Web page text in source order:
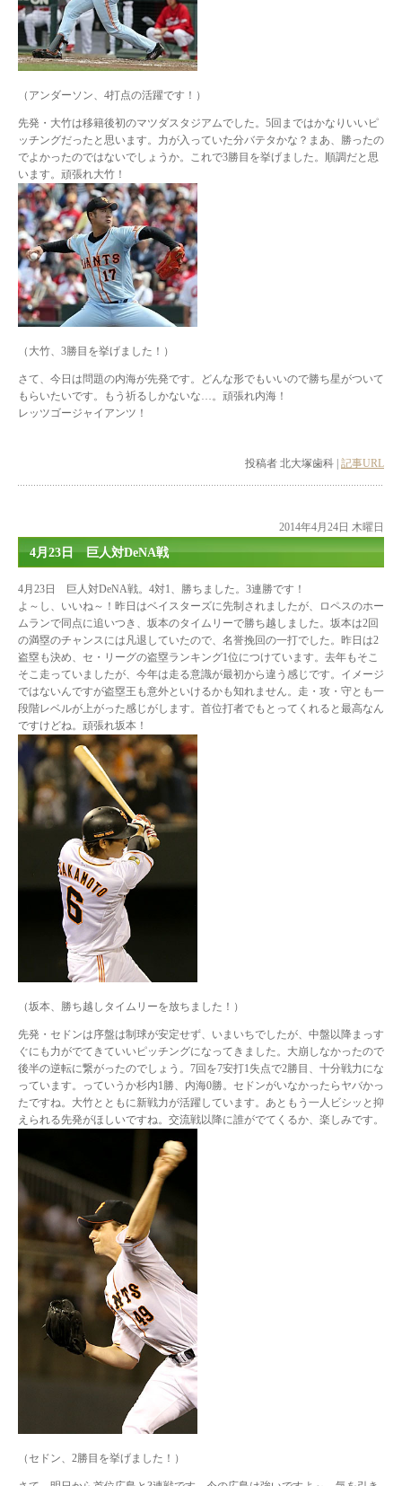
（アンダーソン、4打点の活躍です！）
先発・大竹は移籍後初のマツダスタジアムでした。5回まではかなりいいピ
ッチングだったと思います。力が入っていた分バテタかな？まあ、勝ったの
でよかったのではないでしょうか。これで3勝目を挙げました。順調だと思
います。頑張れ大竹！
（大竹、3勝目を挙げました！）
さて、今日は問題の内海が先発です。どんな形でもいいので勝ち星がついて
もらいたいです。もう祈るしかないな…。頑張れ内海！
レッツゴージャイアンツ！
投稿者 北大塚歯科 | 記事URL
2014年4月24日 木曜日
4月23日 巨人対DeNA戦
4月23日 巨人対DeNA戦。4対1、勝ちました。3連勝です！
よ～し、いいね～！昨日はベイスターズに先制されましたが、ロペスのホー
ムランで同点に追いつき、坂本のタイムリーで勝ち越しました。坂本は2回
の満塁のチャンスには凡退していたので、名誉挽回の一打でした。昨日は2
盗塁も決め、セ・リーグの盗塁ランキング1位につけています。去年もそこ
そこ走っていましたが、今年は走る意識が最初から違う感じです。イメージ
ではないんですが盗塁王も意外といけるかも知れません。走・攻・守とも一
段階レベルが上がった感じがします。首位打者でもとってくれると最高なん
ですけどね。頑張れ坂本！
（坂本、勝ち越しタイムリーを放ちました！）
先発・セドンは序盤は制球が安定せず、いまいちでしたが、中盤以降まっす
ぐにも力がでてきていいピッチングになってきました。大崩しなかったので
後半の逆転に繋がったのでしょう。7回を7安打1失点で2勝目、十分戦力にな
っています。っていうか杉内1勝、内海0勝。セドンがいなかったらヤバかっ
たですね。大竹とともに新戦力が活躍しています。あともう一人ビシッと抑
えられる先発がほしいですね。交流戦以降に誰がでてくるか、楽しみです。
（セドン、2勝目を挙げました！）